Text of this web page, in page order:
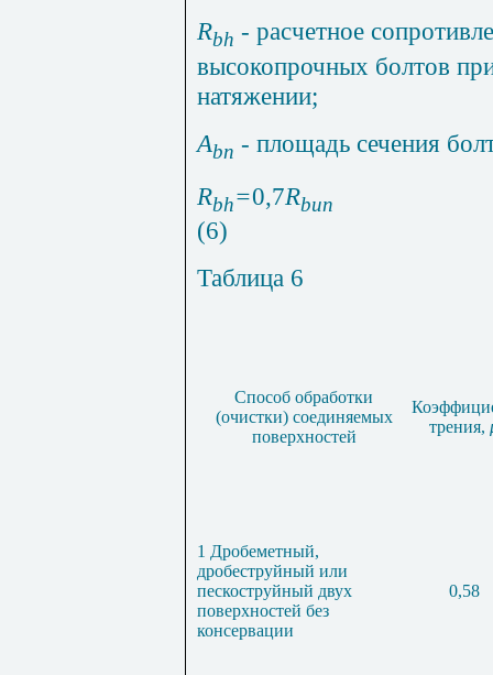
Rbh - расчетное
высокопрочных болтов
натяжении;
Abn - площадь сечения
Rbh=0,7Rbun
(6)
Таблица 6
Способ обработки
(очистки) соединяемых
поверхностей
трения,
1 Дробеметный,
дробеструйный или
пескоструйный двух
поверхностей без
консервации
0,58